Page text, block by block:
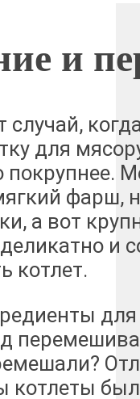
и
для
покрупнее.
фарш,
а вот
и
котлет.
котлеты